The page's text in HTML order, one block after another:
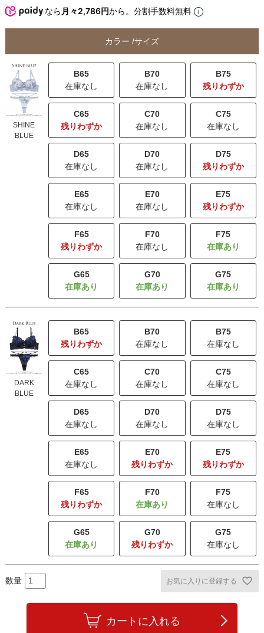
なら 月々2,786円から。分割手数料無料
カラー サイズ
SHINE
BLUE
B65
在庫なし
B70
在庫なし
B75
残りわずか
C65
残りわずか
C70
在庫なし
C75
在庫なし
D65
在庫なし
D70
在庫なし
D75
残りわずか
E65
在庫なし
E70
在庫なし
E75
残りわずか
F65
残りわずか
F70
在庫なし
F75
G65 G70 G75
DARK
BLUE
B65
残りわずか
B70
在庫なし
B75
在庫なし
C65
在庫なし
C70
在庫なし
C75
在庫なし
D65
在庫なし
D70
在庫なし
D75
在庫なし
E65
在庫なし
E70
残りわずか
E75
残りわずか
F65
残りわずか
F70
F75
在庫なし
G65
G70
残りわずか
G75
在庫なし
お気に入りに登録する
カートに入れる